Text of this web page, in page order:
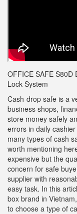
OFFICE SAFE S80D
Lock System
Cash-drop safe is a
business shops,
store money safely
errors in daily
many types of cash
worth mentioning
expensive but the
concern for safe
supplier with
easy task. In this
box brand in
to choose a type of